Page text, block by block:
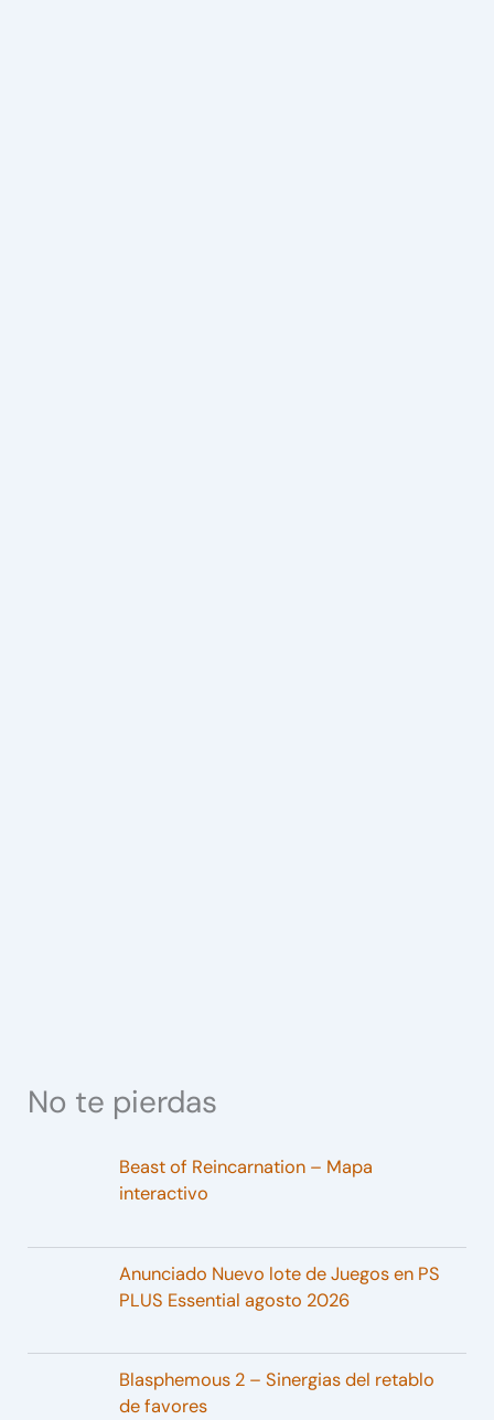
No te pierdas
Beast of Reincarnation – Mapa
interactivo
Anunciado Nuevo lote de Juegos en PS
PLUS Essential agosto 2026
Blasphemous 2 – Sinergias del retablo
de favores